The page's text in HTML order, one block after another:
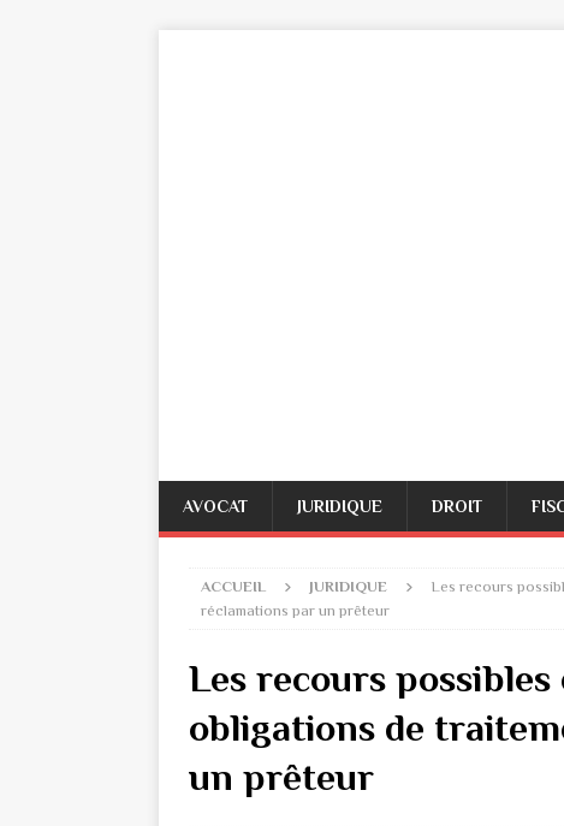
AVOCAT JURIDIQUE DROIT
ACCUEIL JURIDIQUE
Les recours
réclamations par un prêteur
Les recours
obligations de
un prêteur